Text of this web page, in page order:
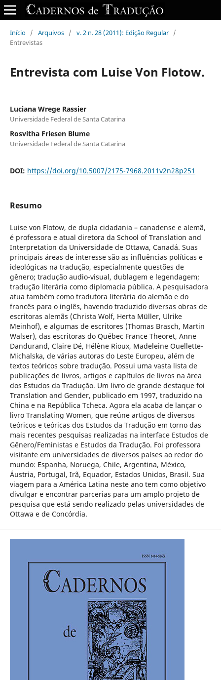
Início / Arquivos / v. 2 n. 28 (2011): Edição Regular /
Entrevistas
Entrevista com Luise Von Flotow.
Luciana Wrege Rassier
Universidade Federal de Santa Catarina
Rosvitha Friesen Blume
Universidade Federal de Santa Catarina
DOI: https://doi.org/10.5007/2175-7968.2011v2n28p251
Resumo
Luise von Flotow, de dupla cidadania – canadense e alemã,
é professora e atual diretora da School of Translation and
Interpretation da Universidade de Ottawa, Canadá. Suas
principais áreas de interesse são as influências políticas e
ideológicas na tradução, especialmente questões de
gênero; tradução audio-visual, dublagem e legendagem;
tradução literária como diplomacia pública. A pesquisadora
atua também como tradutora literária do alemão e do
francês para o inglês, havendo traduzido diversas obras de
escritoras alemãs (Christa Wolf, Herta Müller, Ulrike
Meinhof), e algumas de escritores (Thomas Brasch, Martin
Walser), das escritoras do Québec France Theoret, Anne
Dandurand, Claire Dé, Hélène Rioux, Madeleine Ouellette-
Michalska, de várias autoras do Leste Europeu, além de
textos teóricos sobre tradução. Possui uma vasta lista de
publicações de livros, artigos e capítulos de livros na área
dos Estudos da Tradução. Um livro de grande destaque foi
Translation and Gender, publicado em 1997, traduzido na
China e na República Tcheca. Agora ela acaba de lançar o
livro Translating Women, que reúne artigos de diversos
teóricos e teóricas dos Estudos da Tradução em torno das
mais recentes pesquisas realizadas na interface Estudos de
Gênero/Feministas e Estudos da Tradução. Foi professora
visitante em universidades de diversos países ao redor do
mundo: Espanha, Noruega, Chile, Argentina, México,
Áustria, Portugal, Irã, Equador, Estados Unidos, Brasil. Sua
viagem para a América Latina neste ano tem como objetivo
divulgar e encontrar parcerias para um amplo projeto de
pesquisa que está sendo realizado pelas universidades de
Ottawa e de Concórdia.